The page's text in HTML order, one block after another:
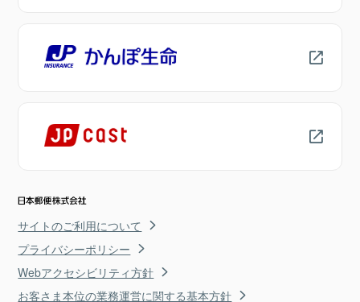
サイトのご利用について
プライバシーポリシー
Webアクセシビリティ方針
お客さま本位の業務運営に関する基本方針